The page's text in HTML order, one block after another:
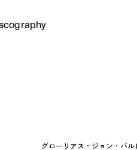
グローリアス・ジョン・バ